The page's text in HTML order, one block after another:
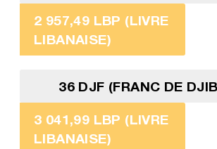
2 957,49 LBP (LIVRE
LIBANAISE)
36 DJF (FRANC DE
3 041,99 LBP (LIVRE
LIBANAISE)